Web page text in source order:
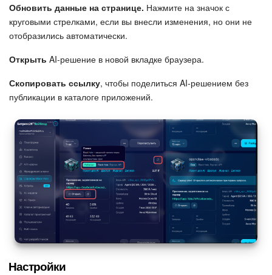
Обновить данные на странице. Нажмите на значок с
круговыми стрелками, если вы внесли изменения, но они не
отобразились автоматически.
Открыть AI-решение в новой вкладке браузера.
Скопировать ссылку, чтобы поделиться AI-решением без
публикации в каталоге приложений.
Настройки